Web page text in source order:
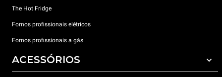
The Hot Fridge
Fornos profissionais elétricos
Fornos profissionais a gás
ACESSÓRIOS